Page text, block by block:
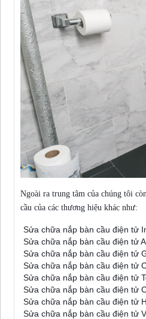
Ngoài ra trung tâm của chúng tôi
cầu của các thương hiệu khác như:
Sửa chữa nắp bàn cầu điện tử
Sửa chữa nắp bàn cầu điện tử
Sửa chữa nắp bàn cầu điện tử
Sửa chữa nắp bàn cầu điện tử
Sửa chữa nắp bàn cầu điện tử
Sửa chữa nắp bàn cầu điện tử
Sửa chữa nắp bàn cầu điện tử
Sửa chữa nắp bàn cầu điện tử